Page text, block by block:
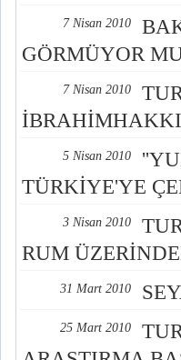
7 Nisan 2010
GÖRMÜYOR
7 Nisan 2010
5 Nisan 2010
TÜRKİYE'YE
3 Nisan 2010
RUM
31 Mart 2010
25 Mart 2010